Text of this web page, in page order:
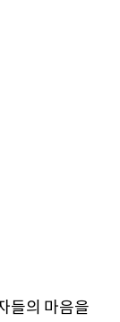
들의 마음을